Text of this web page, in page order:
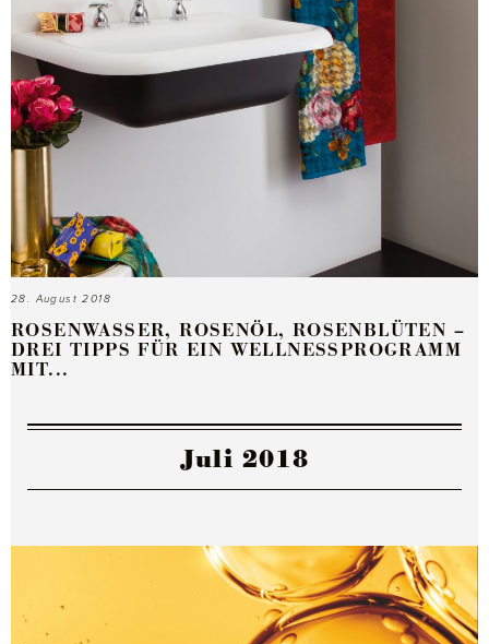
28. August 2018
ROSENWASSER, ROSENÖL, ROSENBLÜTEN –
DREI TIPPS FÜR EIN WELLNESSPROGRAMM
MIT...
Juli 2018